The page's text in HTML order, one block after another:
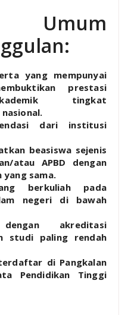
Umum
yang mempunyai
prestasi
tingkat
dari institusi
beasiswa sejenis
atau APBD dengan
yang sama.
berkuliah pada
negeri di bawah
dengan akreditasi
studi paling rendah
di Pangkalan
Pendidikan Tinggi